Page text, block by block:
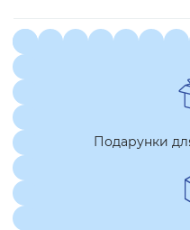
Подарунки